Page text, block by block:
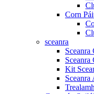
Corn
sceanra
Sceanra
Sceanra
Kit
Sceanra